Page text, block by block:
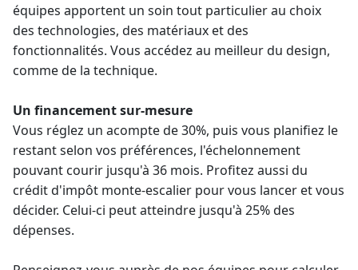
équipes apportent un soin tout particulier au choix
des technologies, des matériaux et des
fonctionnalités. Vous accédez au meilleur du design,
comme de la technique.
Un financementsur-mesure
Vous réglez un acompte de 30%, puis vous planifiez le
restant selon vos préférences, l'échelonnement
pouvant courir jusqu'à 36 mois. Profitez aussi du
crédit d'impôt monte-escalier pour vous lancer et vous
décider. Celui-ci peut atteindre jusqu'à 25% des
dépenses.